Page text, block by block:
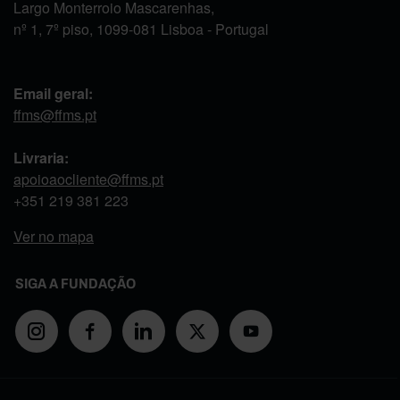
Largo Monterroio Mascarenhas,
nº 1, 7º piso, 1099-081 Lisboa - Portugal
Email geral:
ffms@ffms.pt
Livraria:
apoioaocliente@ffms.pt
+351 219 381 223
Ver no mapa
SIGA A FUNDAÇÃO